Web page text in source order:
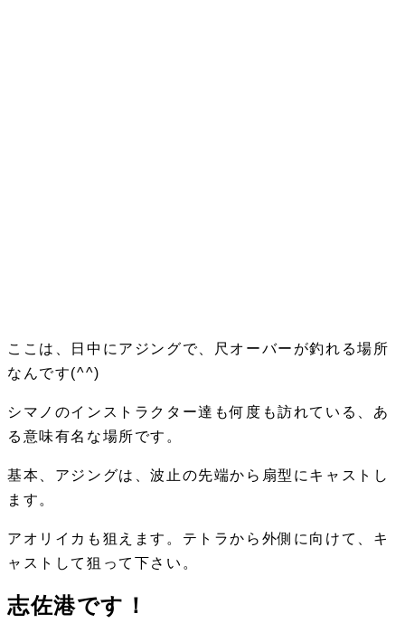
ここは、日中にアジングで、尺オーバーが釣れる場所
なんです(^^)
シマノのインストラクター達も何度も訪れている、あ
る意味有名な場所です。
基本、アジングは、波止の先端から扇型にキャストし
ます。
アオリイカも狙えます。テトラから外側に向けて、キ
ャストして狙って下さい。
志佐港です！